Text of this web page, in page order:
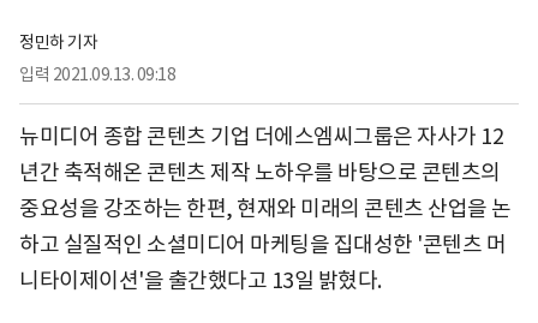
정민하 기자
입력 2021.09.13. 09:18
뉴미디어 종합 콘텐츠 기업 더에스엠씨그룹은 자사가 12
년간 축적해온 콘텐츠 제작 노하우를 바탕으로 콘텐츠의
중요성을 강조하는 한편, 현재와 미래의 콘텐츠 산업을 논
하고 실질적인 소셜미디어 마케팅을 집대성한 '콘텐츠 머
니타이제이션'을 출간했다고 13일 밝혔다.